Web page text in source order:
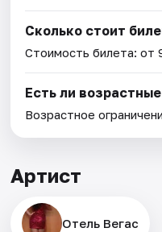
Сколько стоит
Стоимость билета: от
Есть ли
Возрастное
Артист
Отель Вегас